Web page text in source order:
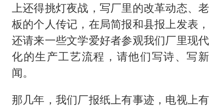
上还得挑灯夜战，写厂里的改革动态、老
板的个人传记，在局简报和县报上发表，
还请来一些文学爱好者参观我们厂里现代
化的生产工艺流程，请他们写诗、写新
闻。
那几年，我们厂报纸上有事迹，电视上有